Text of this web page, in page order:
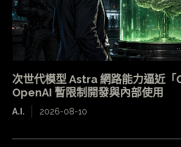
次世代模型 Astra 網路能力逼近
OpenAI 暫限制開發與內部使用
A.I. 2026-08-10